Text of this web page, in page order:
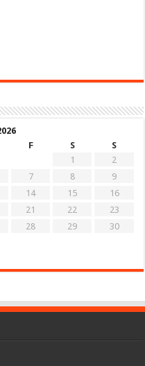
F S
S
1
2
7 8
9
14 15
16
21 22
23
28 29
30